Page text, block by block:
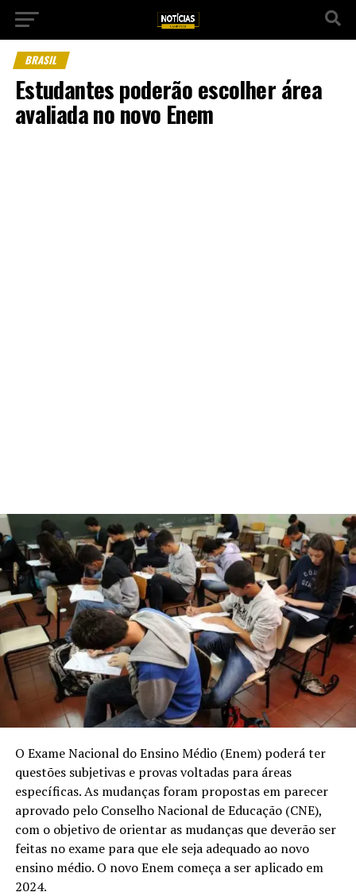
BRASIL
Estudantes poderão escolher área
avaliada no novo Enem
O Exame Nacional do Ensino Médio (Enem) poderá ter
questões subjetivas e provas voltadas para áreas
específicas. As mudanças foram propostas em parecer
aprovado pelo Conselho Nacional de Educação (CNE),
com o objetivo de orientar as mudanças que deverão ser
feitas no exame para que ele seja adequado ao novo
ensino médio. O novo Enem começa a ser aplicado em
2024.